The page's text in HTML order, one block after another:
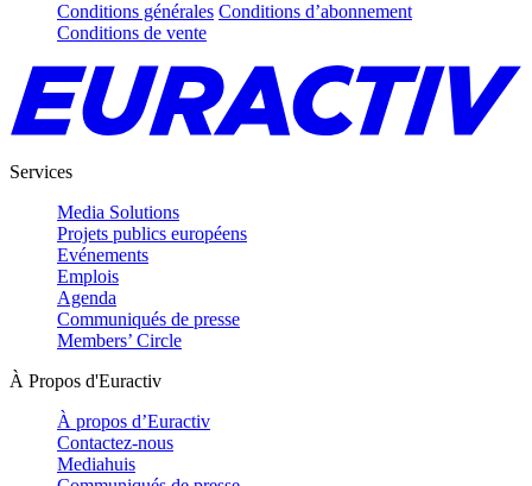
Conditions générales Conditions d’abonnement
Conditions de vente
Services
Media Solutions
Projets publics européens
Evénements
Emplois
Agenda
Communiqués de presse
Members’ Circle
À Propos d'Euractiv
À propos d’Euractiv
Contactez-nous
Mediahuis